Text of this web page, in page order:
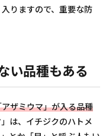
りますので、重要な防
い品種もある
ザミウマ」が入る品種
」は、イチジクのハトメ